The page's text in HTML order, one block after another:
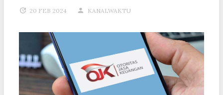
20 FEB 2024 KANALWAKTU